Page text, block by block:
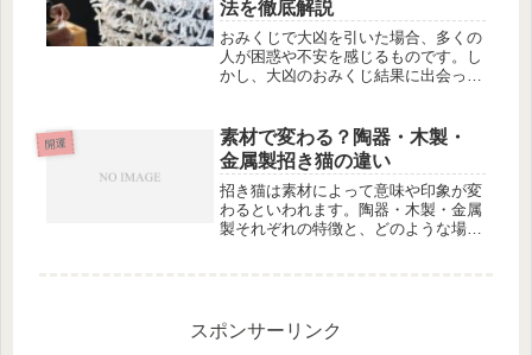
法を徹底解説
おみくじで大凶を引いた場合、多くの
人が困惑や不安を感じるものです。し
かし、大凶のおみくじ結果に出会った
で予兆や警告として受け取ることがで
きます。まず重要なのは、冷静な心で
受...
開運
素材で変わる？陶器・木製・
金属製招き猫の違い
招き猫は素材によって意味や印象が変
わるといわれます。陶器・木製・金属
製それぞれの特徴と、どのような場面
スポンサーリンク